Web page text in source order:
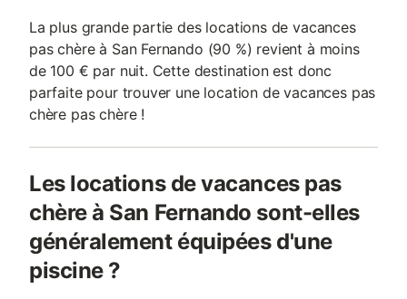
La plus grande partie des locations de vacances
pas chère à San Fernando (90 %) revient à moins
de 100 € par nuit. Cette destination est donc
parfaite pour trouver une location de vacances pas
chère pas chère !
Les locations de vacances pas
chère à San Fernando sont-elles
généralement équipées d'une
piscine ?